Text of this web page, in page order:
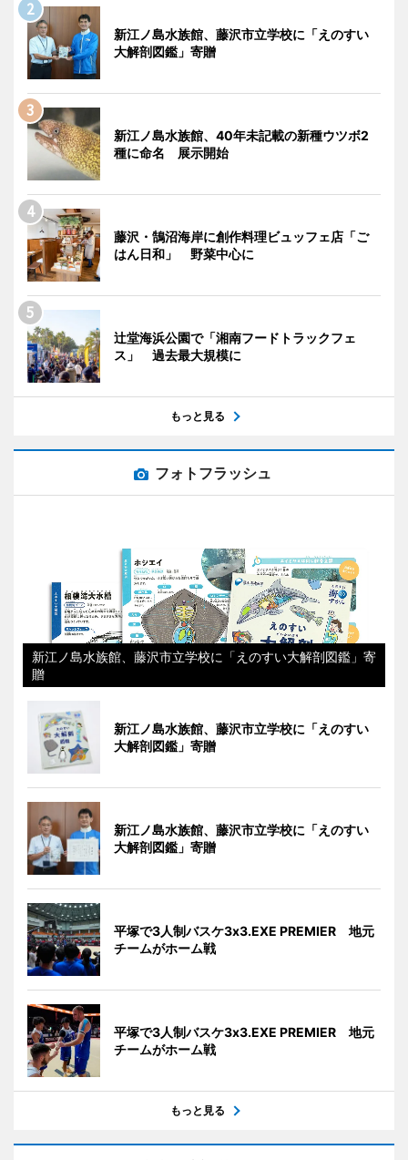
新江ノ島水族館、藤沢市立学校に「えのすい
大解剖図鑑」寄贈
新江ノ島水族館、40年未記載の新種ウツボ2
種に命名 展示開始
藤沢・鵠沼海岸に創作料理ビュッフェ店「ご
はん日和」 野菜中心に
辻堂海浜公園で「湘南フードトラックフェ
ス」 過去最大規模に
もっと見る
フォトフラッシュ
新江ノ島水族館、藤沢市立学校に「えのすい大解剖図鑑」寄
贈
新江ノ島水族館、藤沢市立学校に「えのすい
大解剖図鑑」寄贈
新江ノ島水族館、藤沢市立学校に「えのすい
大解剖図鑑」寄贈
平塚で3人制バスケ3x3.EXE PREMIER 地元
チームがホーム戦
平塚で3人制バスケ3x3.EXE PREMIER 地元
チームがホーム戦
もっと見る